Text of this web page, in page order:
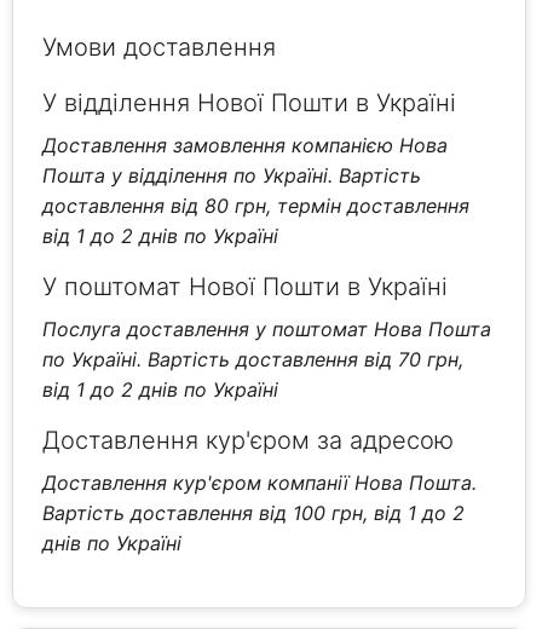
Умови доставлення
У відділення Нової Пошти в Україні
Доставлення замовлення компанією Нова
Пошта у відділення по Україні. Вартість
доставлення від 80 грн, термін доставлення
від 1 до 2 днів по Україні
У поштомат Нової Пошти в Україні
Послуга доставлення у поштомат Нова Пошта
по Україні. Вартість доставлення від 70 грн,
від 1 до 2 днів по Україні
Доставлення кур'єром за адресою
Доставлення кур'єром компанії Нова Пошта.
Вартість доставлення від 100 грн, від 1 до 2
днів по Україні